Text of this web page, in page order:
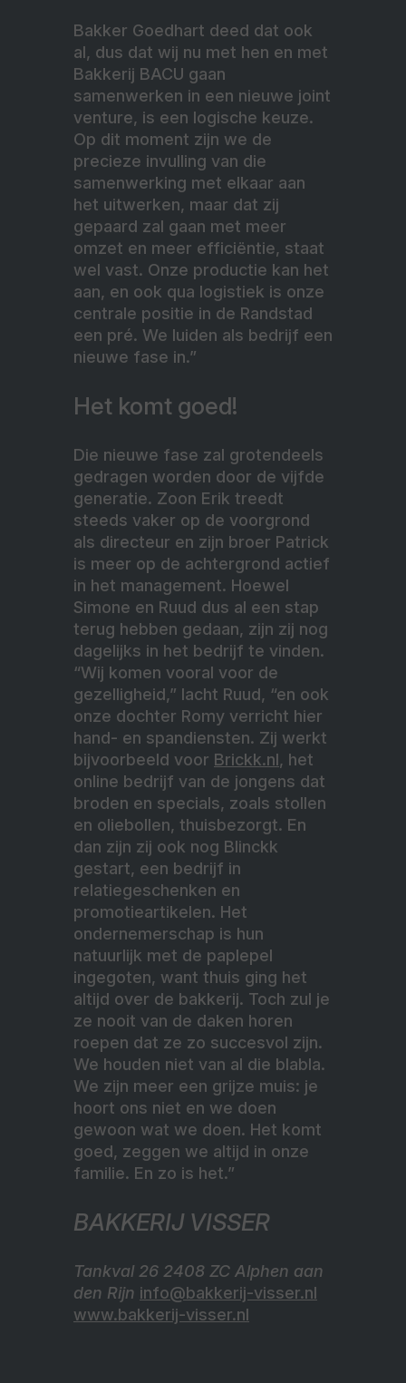
Bakker Goedhart deed dat ook
al, dus dat wij nu met hen en met
Bakkerij BACU gaan
samenwerken in een nieuwe joint
venture, is een logische keuze.
Op dit moment zijn we de
precieze invulling van die
samenwerking met elkaar aan
het uitwerken, maar dat zij
gepaard zal gaan met meer
omzet en meer efficiëntie, staat
wel vast. Onze productie kan het
aan, en ook qua logistiek is onze
centrale positie in de Randstad
een pré. We luiden als bedrijf een
nieuwe fase in.”
Het komt goed!
Die nieuwe fase zal grotendeels
gedragen worden door de vijfde
generatie. Zoon Erik treedt
steeds vaker op de voorgrond
als directeur en zijn broer Patrick
is meer op de achtergrond actief
in het management. Hoewel
Simone en Ruud dus al een stap
terug hebben gedaan, zijn zij nog
dagelijks in het bedrijf te vinden.
“Wij komen vooral voor de
gezelligheid,” lacht Ruud, “en ook
onze dochter Romy verricht hier
hand- en spandiensten. Zij werkt
bijvoorbeeld voor Brickk.nl, het
online bedrijf van de jongens dat
broden en specials, zoals stollen
en oliebollen, thuisbezorgt. En
dan zijn zij ook nog Blinckk
gestart, een bedrijf in
relatiegeschenken en
promotieartikelen. Het
ondernemerschap is hun
natuurlijk met de paplepel
ingegoten, want thuis ging het
altijd over de bakkerij. Toch zul je
ze nooit van de daken horen
roepen dat ze zo succesvol zijn.
We houden niet van al die blabla.
We zijn meer een grijze muis: je
hoort ons niet en we doen
gewoon wat we doen. Het komt
goed, zeggen we altijd in onze
familie. En zo is het.”
BAKKERIJ VISSER
Tankval 26 2408 ZC Alphen aan
den Rijn info@bakkerij-visser.nl
www.bakkerij-visser.nl